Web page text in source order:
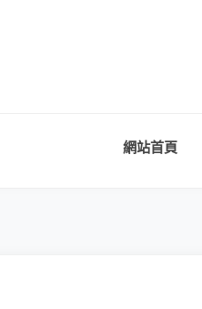
網站首頁